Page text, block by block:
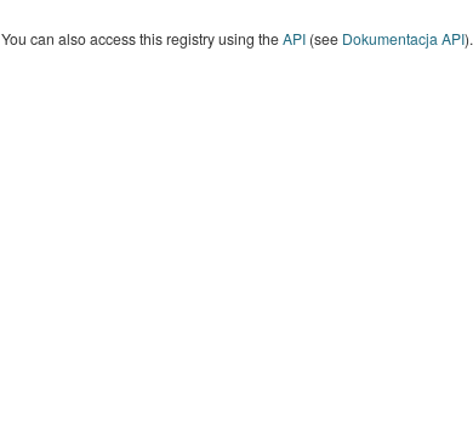
You can also access this registry using theAPI(see Dokumentacja API).